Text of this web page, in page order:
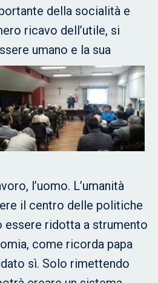
della socialità e
ricavo dell’utile, si
umano e la sua
l’uomo. L’umanità
il centro delle politiche
essere ridotta a strumento
come ricorda papa
sì. Solo rimettendo